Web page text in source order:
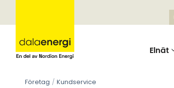
Skip
content
Elnät
Företag Kundservice